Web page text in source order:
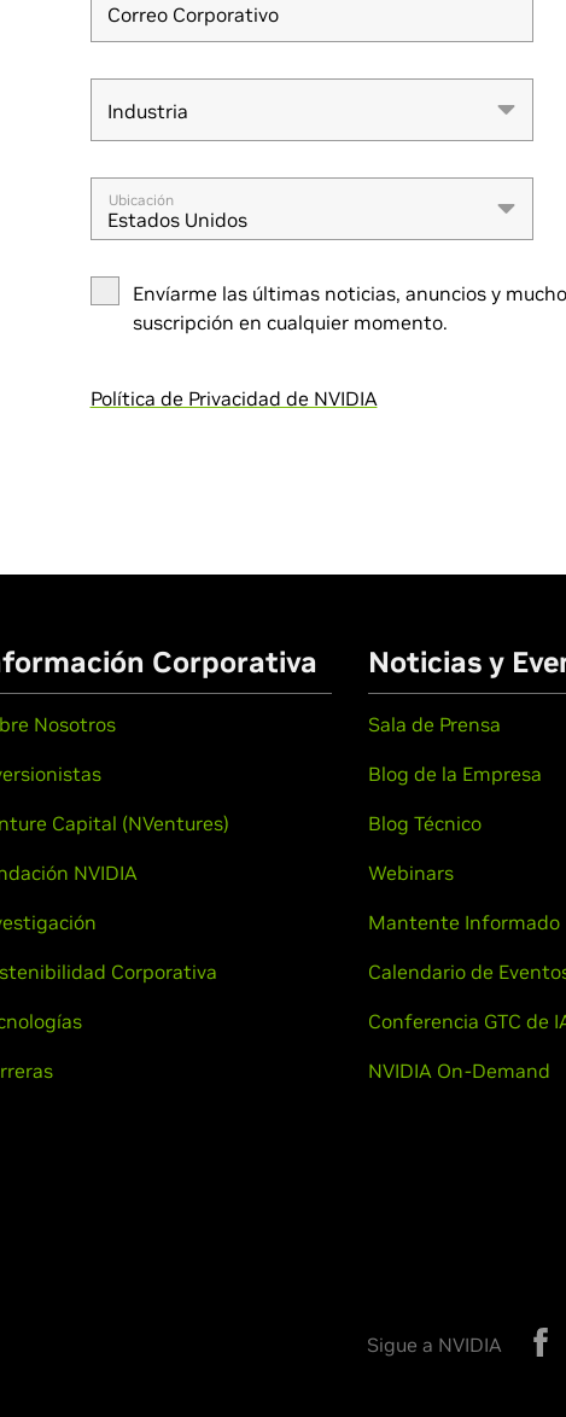
Correo Corporativo
Industria
Industria
Ubicación
Estados Unidos
Envíarme las últimas noticias, anuncios y
suscripción en cualquier momento.
Política de Privacidad de NVIDIA
Corporativa
Nosotros
Capital (NVentures)
NVIDIA
Corporativa
Noticias y
Sala de Prensa
Blog de la Empresa
Blog Técnico
Webinars
Mantente Informado
Calendario de
Conferencia GTC de
NVIDIA On-Demand
Sigue a NVIDIA